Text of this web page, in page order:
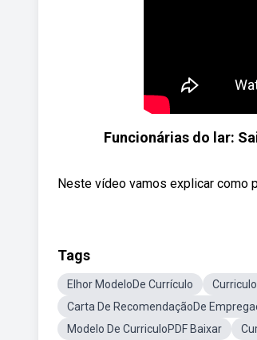
Funcionárias do lar:
Neste vídeo vamos explicar como
Tags
Elhor ModeloDe Currículo
Carta De RecomendaçãoDe
Modelo De CurriculoPDF Baixar